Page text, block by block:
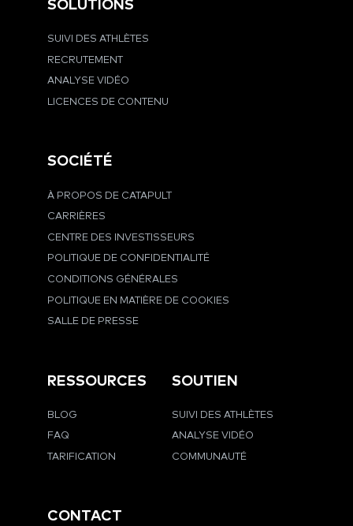
SOLUTIONS
SUIVI DES ATHLÈTES
RECRUTEMENT
ANALYSE VIDÉO
LICENCES DE CONTENU
SOCIÉTÉ
À PROPOS DE CATAPULT
CARRIÈRES
CENTRE DES INVESTISSEURS
POLITIQUE DE CONFIDENTIALITÉ
CONDITIONS GÉNÉRALES
POLITIQUE EN MATIÈRE DE COOKIES
SALLE DE PRESSE
RESSOURCES
BLOG
FAQ
TARIFICATION
SOUTIEN
SUIVI DES ATHLÈTES
ANALYSE VIDÉO
COMMUNAUTÉ
CONTACT